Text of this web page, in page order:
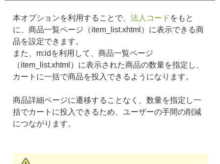
本オプションを利用することで、 法人コード をもと
に、商品一覧ページ（item_list.xhtml）に表示できる商
品を設定できます。
また、m:idを利用して、商品一覧ページ
（item_list.xhtml）に表示された商品の数量を指定し、
カートに一括で商品を投入できるようになります。
商品詳細ページに遷移することなく、数量を指定し一
括でカートに投入できるため、ユーザーの手間の削減
につながります。